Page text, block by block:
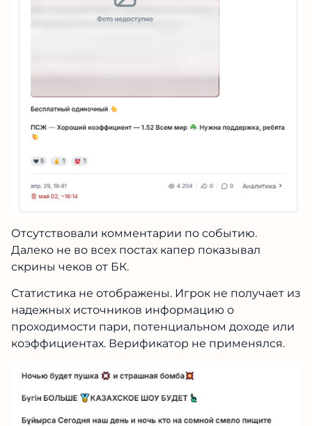
Отсутствовали комментарии по событию.
Далеко не во всех постах капер показывал
скрины чеков от БК.
Статистика не отображены. Игрок не получает из
надежных источников информацию о
проходимости пари, потенциальном доходе или
коэффициентах. Верификатор не применялся.